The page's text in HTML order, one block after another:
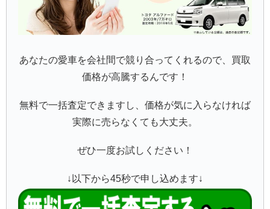
あなたの愛車を会社間で競り合ってくれるので、買取
価格が高騰するんです！
無料で一括査定できますし、価格が気に入らなければ
実際に売らなくても大丈夫。
ぜひ一度お試しください！
↓以下から45秒で申し込めます↓